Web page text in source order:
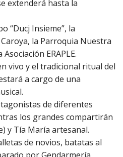
extenderá hasta la
“Ducj Insieme”, la
la Parroquia Nuestra
ERAPLE.
vivo y el tradicional ritual del
a cargo de una
de diferentes
los grandes compartirán
y Tía María artesanal.
de novios, batatas al